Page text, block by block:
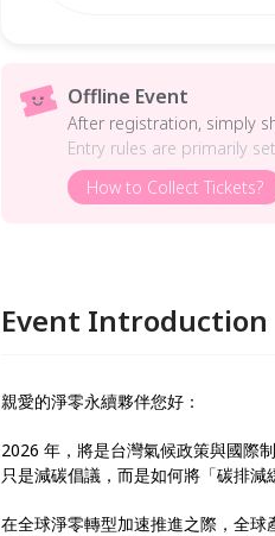
Offline Event
After registration, simply
Entry rules are primarily
How to Collect Tickets?
Event Introduction
親愛的淨零永續夥伴您好：
2026 年，將是台灣氣候政策與國際
只是減碳倡議，而是如何將「碳排減
在全球淨零轉型加速推進之際，全